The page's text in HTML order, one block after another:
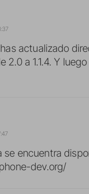
actualizado
2.0 a 1.1.4. Y
se encuentra
dev.org/